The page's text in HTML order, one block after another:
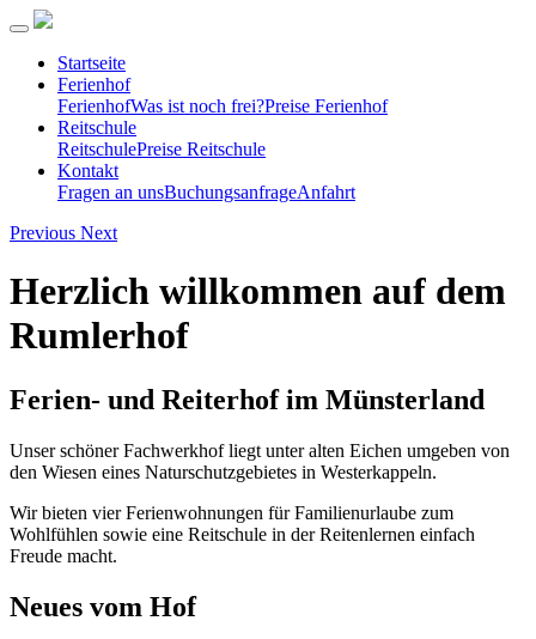
Startseite
Ferienhof
FerienhofWas ist noch frei?Preise Ferienhof
Reitschule
ReitschulePreise Reitschule
Kontakt
Fragen an unsBuchungsanfrageAnfahrt
Previous Next
Herzlich willkommen auf dem
Rumlerhof
Ferien- und Reiterhof im Münsterland
Unser schöner Fachwerkhof liegt unter alten Eichen umgeben von
den Wiesen eines Naturschutzgebietes in Westerkappeln.
Wir bieten vier Ferienwohnungen für Familienurlaube zum
Wohlfühlen sowie eine Reitschule in der Reitenlernen einfach
Freude macht.
Neues vom Hof